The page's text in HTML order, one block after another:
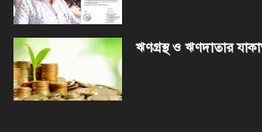
ঋণগ্রস্থ ও ঋণদাতার